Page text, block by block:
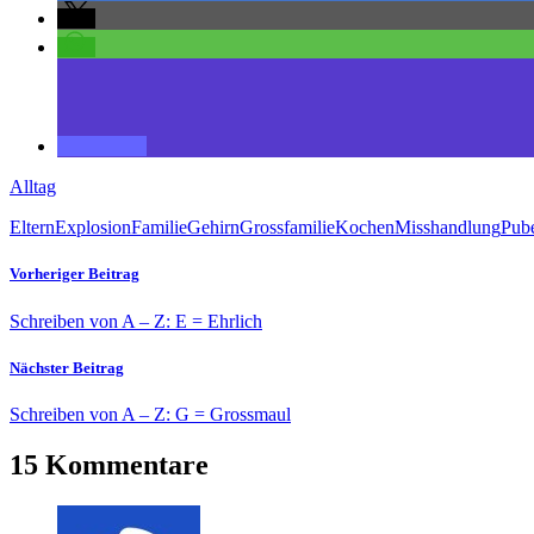
Alltag
ElternExplosionFamilieGehirnGrossfamilieKochenMisshandlung
Vorheriger Beitrag
Schreiben von A – Z: E = Ehrlich
Nächster Beitrag
Schreiben von A – Z: G = Grossmaul
15 Kommentare